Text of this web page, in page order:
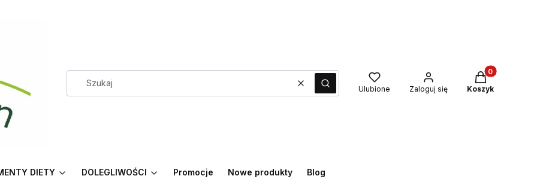
WyczyśćSzukaj Ulubione Zaloguj się
Produkty w
Koszyk
DIETY DOLEGLIWOŚCI Promocje Nowe produkty Blog